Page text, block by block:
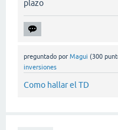
plazo
preguntado por Magui (300
inversiones
Como hallar el TD